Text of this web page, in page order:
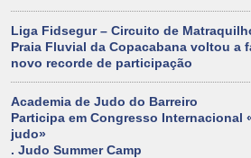
Liga Fidsegur – Circuito de
Praia Fluvial da Copacabana voltou a
novo recorde de participação
Academia de Judo do Barreiro
Participa em Congresso Internacional
judo»
. Judo Summer Camp